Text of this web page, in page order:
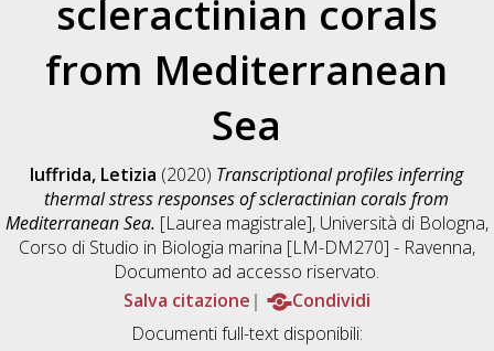
scleractinian corals
from Mediterranean
Sea
Iuffrida, Letizia (2020) Transcriptional profiles inferring
thermal stress responses of scleractinian corals from
Mediterranean Sea. [Laurea magistrale], Università di Bologna,
Corso di Studio in Biologia marina [LM-DM270] - Ravenna,
Documento ad accesso riservato.
Salva citazione
Condividi
Documenti full-text disponibili: